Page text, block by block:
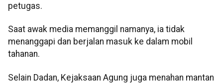
petugas.
Saat awak media memanggil namanya, ia tidak
menanggapi dan berjalan masuk ke dalam mobil
tahanan.
Selain Dadan, Kejaksaan Agung juga menahan mantan